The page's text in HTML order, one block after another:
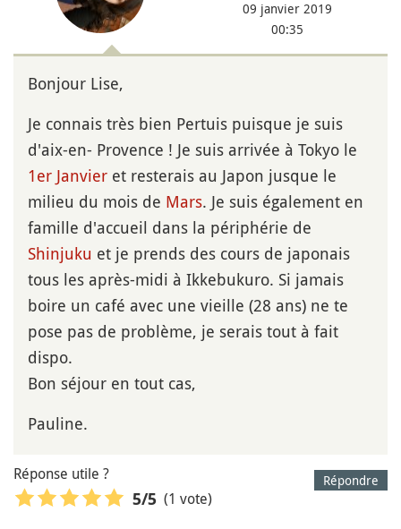
09 janvier 2019
00:35
Bonjour Lise,
Je connais très bien Pertuis puisque je suis
d'aix-en- Provence ! Je suis arrivée à Tokyo le
1er Janvier et resterais au Japon jusque le
milieu du mois de Mars. Je suis également en
famille d'accueil dans la périphérie de
Shinjuku et je prends des cours de japonais
tous les après-midi à Ikkebukuro. Si jamais
boire un café avec une vieille (28 ans) ne te
pose pas de problème, je serais tout à fait
dispo.
Bon séjour en tout cas,
Pauline.
Répondre
Réponse utile ?
5/5 (1 vote)